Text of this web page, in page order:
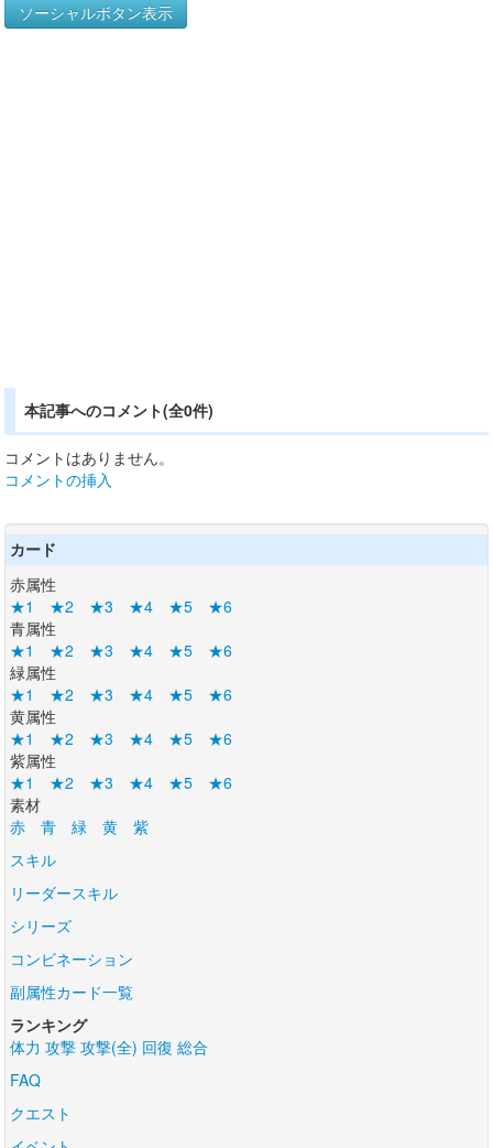
ソーシャルボタン表示
本記事へのコメント(全0件)
コメントはありません。
コメントの挿入
カード
赤属性
★1
★2 ★3 ★4 ★5
★6
青属性
★1
★2 ★3 ★4 ★5
★6
緑属性
★1
★2 ★3 ★4 ★5
★6
黄属性
★1
★2 ★3 ★4 ★5
★6
紫属性
★1
★2 ★3 ★4 ★5
★6
素材
赤
青 緑 黄
紫
スキル
リーダースキル
シリーズ
コンビネーション
副属性カード一覧
ランキング
体力 攻撃 攻撃(全) 回復 総合
FAQ
クエスト